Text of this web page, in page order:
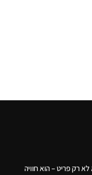
רק פריט – הוא חוויה